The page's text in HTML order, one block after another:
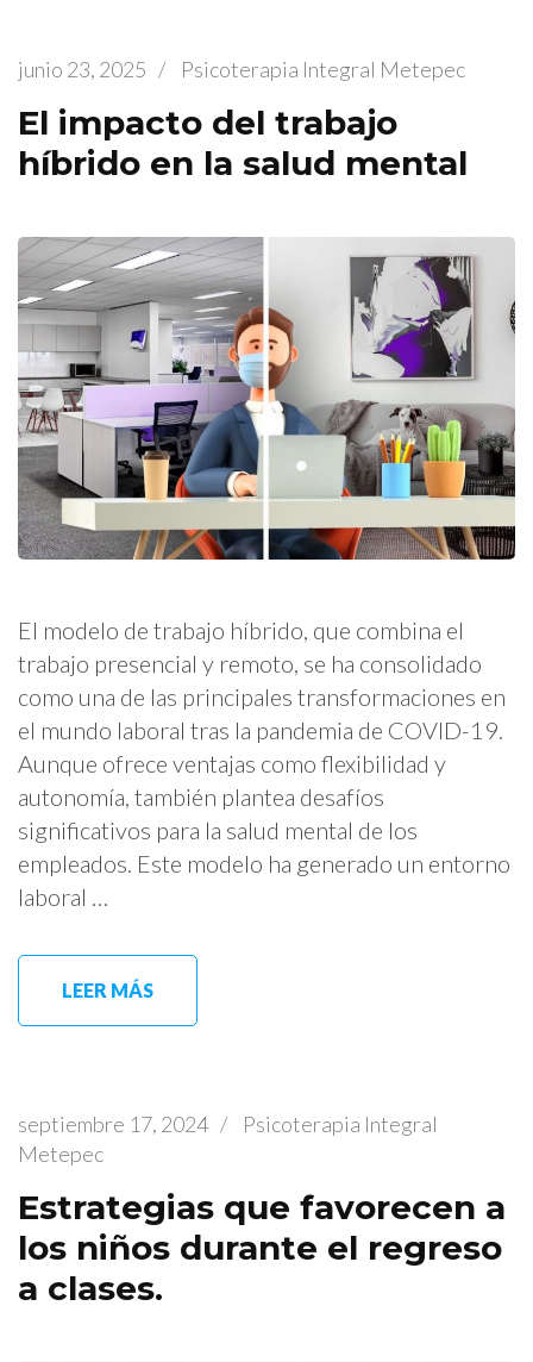
junio 23, 2025 / Psicoterapia Integral Metepec
El impacto del trabajo
híbrido en la salud mental
El modelo de trabajo híbrido, que combina el
trabajo presencial y remoto, se ha consolidado
como una de las principales transformaciones en
el mundo laboral tras la pandemia de COVID-19.
Aunque ofrece ventajas como flexibilidad y
autonomía, también plantea desafíos
significativos para la salud mental de los
empleados. Este modelo ha generado un entorno
laboral …
LEER MÁS
septiembre 17, 2024 /
Psicoterapia Integral
Metepec
Estrategias que favorecen a
los niños durante el regreso
a clases.